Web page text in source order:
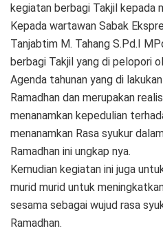
kegiatan berbagi Takjil kepada
Kepada wartawan Sabak
Tanjabtim M. Tahang S.Pd.I
berbagi Takjil yang di pelopori
Agenda tahunan yang di
Ramadhan dan merupakan
menanamkan kepedulian
menanamkan Rasa syukur
Ramadhan ini ungkap nya.
Kemudian kegiatan ini juga
murid murid untuk
sesama sebagai wujud rasa
Ramadhan.